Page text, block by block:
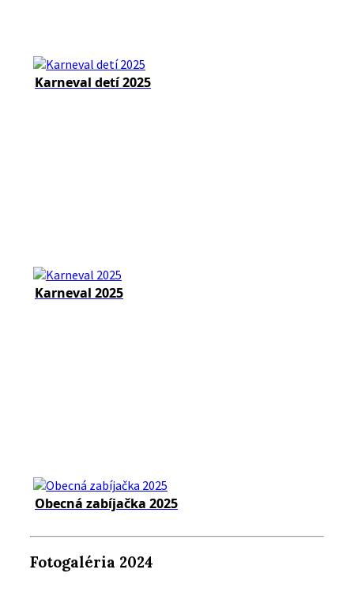
Karneval detí 2025
Karneval 2025
Obecná zabíjačka 2025
Fotogaléria 2024